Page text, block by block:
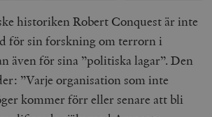
historiken Robert Conquest är inte
för sin forskning om terrorn i
även för sina ”politiska lagar”. Den
”Varje organisation som inte
kommer förr eller senare att bli